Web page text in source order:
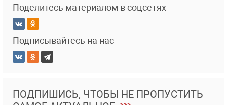
Поделитесь материалом в соцсетях
Подписывайтесь на нас
ПОДПИШИСЬ, ЧТОБЫ НЕ ПРОПУСТИТЬ